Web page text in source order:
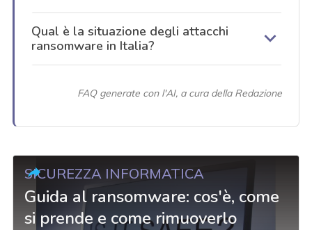
Qual è la situazione degli attacchi
ransomware in Italia?
FAQ generate con l'AI, a cura della Redazione
SICUREZZA INFORMATICA
Guida al ransomware: cos'è, come
si prende e come rimuoverlo